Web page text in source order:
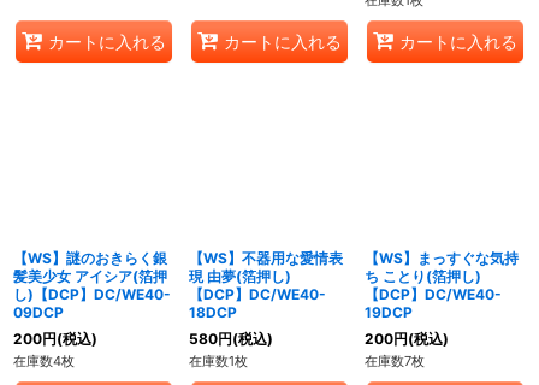
カートに入れる カートに入れる カートに入れる
【WS】謎のおきらく銀
髪美少女 アイシア(箔押
し)【DCP】DC/WE40-
09DCP
200円(税込)
在庫数4枚
【WS】不器用な愛情表
現 由夢(箔押し)
【DCP】DC/WE40-
18DCP
580円(税込)
在庫数1枚
【WS】まっすぐな気持
ち ことり(箔押し)
【DCP】DC/WE40-
19DCP
200円(税込)
在庫数7枚